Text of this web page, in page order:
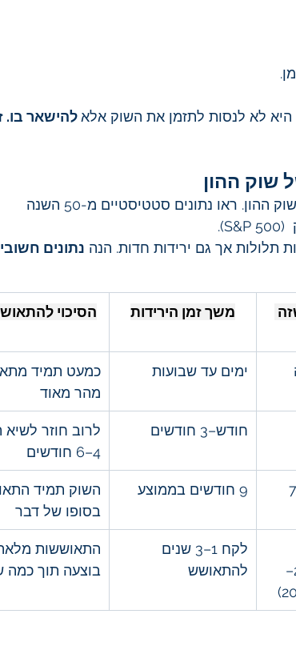
היא לא לנסות לתזמן את השוק אלא להישאר בו.
שוק ההון
הירידות הן חלק מההתנהגות הנורמלית של שוק ההון. ראו נתונים סטטיסטיים מ-50 השנה
נתונים
משך זמן הירידות הסיכוי
ימים עד שבועות
כמעט תמיד
מהר מאוד
חודש–3 חודשים
לרוב חוזר לשיא
4–6 חודשים
9 חודשים בממוצע
השוק תמיד
בסופו של דבר
ב-50 שנה (2000–
לקח 1–3 שנים
להתאושש
התאוששות
בוצעה תוך כמה